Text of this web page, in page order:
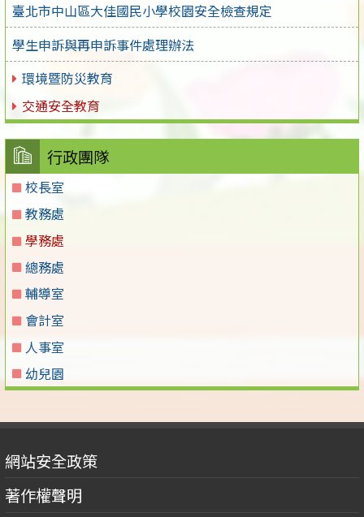
臺北市中山區大佳國民小學校園安全檢查規定
學生申訴與再申訴事件處理辦法
環境暨防災教育
交通安全教育
行政團隊
校長室
教務處
學務處
總務處
輔導室
會計室
人事室
幼兒園
網站安全政策
著作權聲明